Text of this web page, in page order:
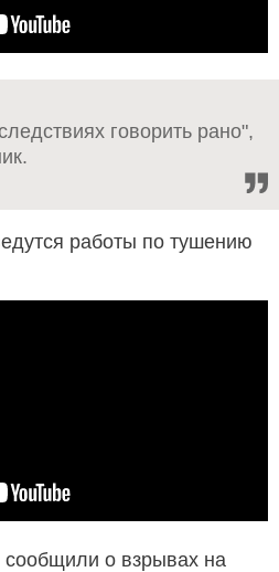
говорить рано",
работы по тушению
о взрывах на